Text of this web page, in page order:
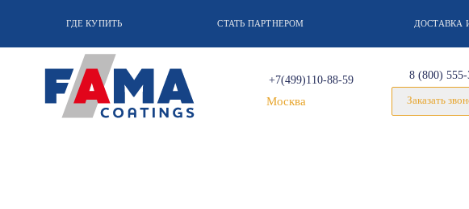
ГДЕ КУПИТЬ СТАТЬ ПАРТНЕРОМ ДОСТАВКА
+7(499)110-88-59
Москва
8 (800)
Заказать